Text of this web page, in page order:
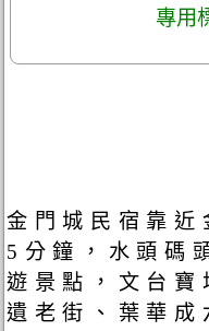
專用
金門城民宿靠近
5分鐘，水頭碼
遊景點，文台寶
遺老街、葉華成